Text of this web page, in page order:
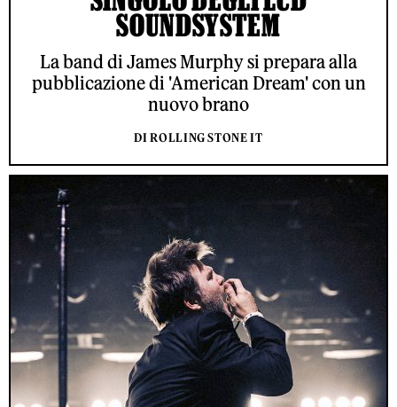
SOUNDSYSTEM
La band di James Murphy si prepara alla
pubblicazione di 'American Dream' con un
nuovo brano
DI ROLLING STONE IT